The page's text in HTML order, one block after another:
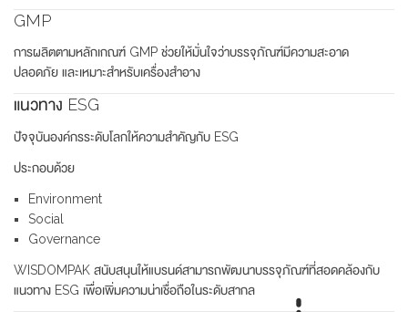
GMP
การผลิตตามหลักเกณฑ์ GMP ช่วยให้มั่นใจว่าบรรจุภัณฑ์มีความสะอาด
ปลอดภัย และเหมาะสำหรับเครื่องสำอาง
แนวทาง ESG
ปัจจุบันองค์กรระดับโลกให้ความสำคัญกับ ESG
ประกอบด้วย
Environment
Social
Governance
WISDOMPAK สนับสนุนให้แบรนด์สามารถพัฒนาบรรจุภัณฑ์ที่สอดคล้องกับ
แนวทาง ESG เพื่อเพิ่มความน่าเชื่อถือในระดับสากล